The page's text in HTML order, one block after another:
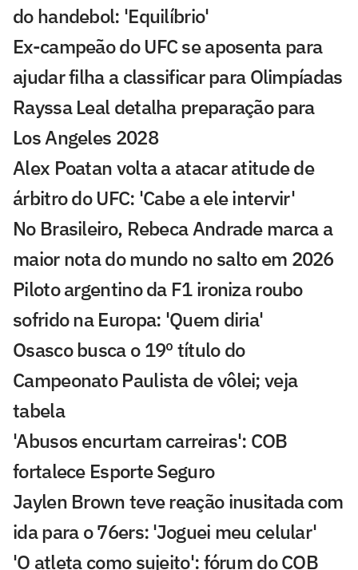
do handebol: 'Equilíbrio'
Ex-campeão do UFC se aposenta para
ajudar filha a classificar para Olimpíadas
Rayssa Leal detalha preparação para
Los Angeles 2028
Alex Poatan volta a atacar atitude de
árbitro do UFC: 'Cabe a ele intervir'
No Brasileiro, Rebeca Andrade marca a
maior nota do mundo no salto em 2026
Piloto argentino da F1 ironiza roubo
sofrido na Europa: 'Quem diria'
Osasco busca o 19º título do
Campeonato Paulista de vôlei; veja
tabela
'Abusos encurtam carreiras': COB
fortalece Esporte Seguro
Jaylen Brown teve reação inusitada com
ida para o 76ers: 'Joguei meu celular'
'O atleta como sujeito': fórum do COB